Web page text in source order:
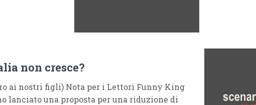
non cresce?
ai nostri figli) Nota per i Lettori Funny King
lanciato una proposta per una riduzione di